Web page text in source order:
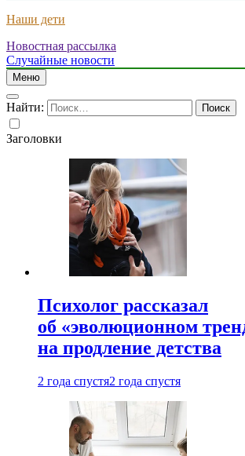
Наши дети
Новостная рассылка
Случайные новости
Меню
Найти:
Заголовки
Психолог рассказал
об «эволюционном
на продление детства
2 года спустя2 года спустя